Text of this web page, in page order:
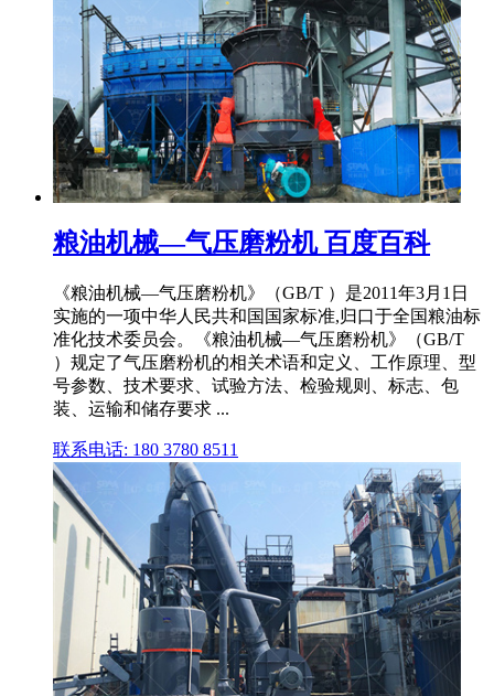
粮油机械—气压磨粉机 百度百科
《粮油机械—气压磨粉机》（GB/T ）是2011年3月1日
实施的一项中华人民共和国国家标准,归口于全国粮油标
准化技术委员会。《粮油机械—气压磨粉机》（GB/T
）规定了气压磨粉机的相关术语和定义、工作原理、型
号参数、技术要求、试验方法、检验规则、标志、包
装、运输和储存要求 ...
联系电话: 180 3780 8511